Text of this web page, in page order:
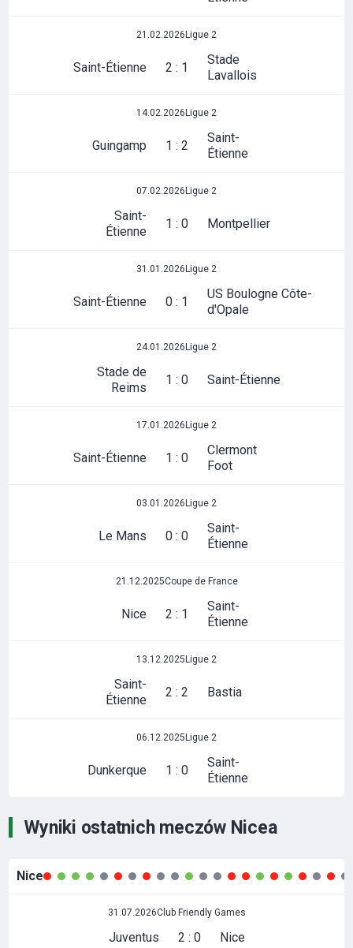
21.02.2026 Ligue 2
Saint-Étienne 2 : 1
Stade
Lavallois
14.02.2026 Ligue 2
Guingamp 1 : 2
Saint-
Étienne
07.02.2026 Ligue 2
Saint-
Étienne
1 : 0 Montpellier
31.01.2026 Ligue 2
Saint-Étienne 0 : 1
US Boulogne Côte-
d'Opale
24.01.2026 Ligue 2
Stade de
Reims
1 : 0 Saint-Étienne
17.01.2026 Ligue 2
Saint-Étienne 1 : 0
Clermont
Foot
03.01.2026 Ligue 2
Le Mans 0 : 0
Saint-
Étienne
21.12.2025Coupe de France
Nice 2 : 1
Saint-
Étienne
13.12.2025 Ligue 2
Saint-
Étienne
2 : 2 Bastia
06.12.2025 Ligue 2
Dunkerque 1 : 0
Saint-
Étienne
Wyniki ostatnich meczów Nicea
Nice
31.07.2026Club Friendly Games
Juventus 2 : 0 Nice